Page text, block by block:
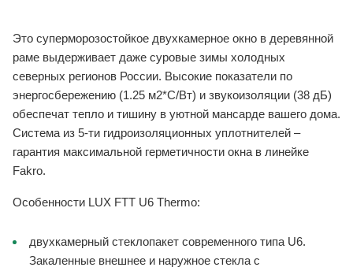
Это суперморозостойкое двухкамерное окно в деревянной
раме выдерживает даже суровые зимы холодных
северных регионов России. Высокие показатели по
энергосбережению (1.25 м2*С/Вт) и звукоизоляции (38 дБ)
обеспечат тепло и тишину в уютной мансарде вашего дома.
Система из 5-ти гидроизоляционных уплотнителей –
гарантия максимальной герметичности окна в линейке
Fakro.
Особенности LUX FTT U6 Thermo:
двухкамерный стеклопакет современного типа U6.
Закаленные внешнее и наружное стекла с